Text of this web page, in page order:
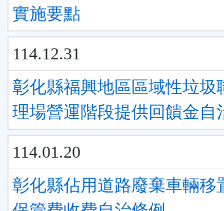
實施要點
114.12.31
彰化縣福興地區區域性垃圾
理場營運階段提供回饋金自
114.01.20
彰化縣佔用道路廢棄車輛移